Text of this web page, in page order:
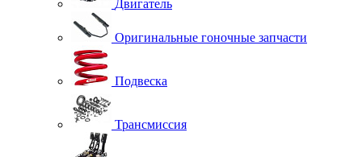
Двигатель
Оригинальные гоночные запчасти
Подвеска
Трансмиссия